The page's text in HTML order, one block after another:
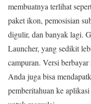
membuatnya terlihat
paket ikon, pemosisian
digulir, dan banyak lagi.
Launcher, yang sedikit
campuran. Versi
Anda juga bisa
pemberitahuan ke